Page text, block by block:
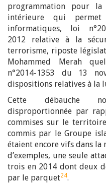
programmation pour
intérieure qui
informatiques, loi
2012 relative à la
terrorisme, riposte
Mohammed Merah
n°2014-1353 du 13
dispositions relatives à la
Cette débauche
disproportionnée par
commises sur le
commis par le Groupe
étaient encore vifs dans
d’exemples, une seule
trois en 2014 dont deux
par le parquet24.